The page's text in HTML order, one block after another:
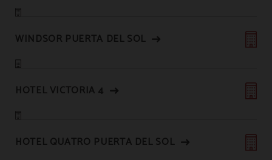
WINDSOR PUERTA DEL SOL
HOTEL VICTORIA 4
HOTEL QUATRO PUERTA DEL SOL